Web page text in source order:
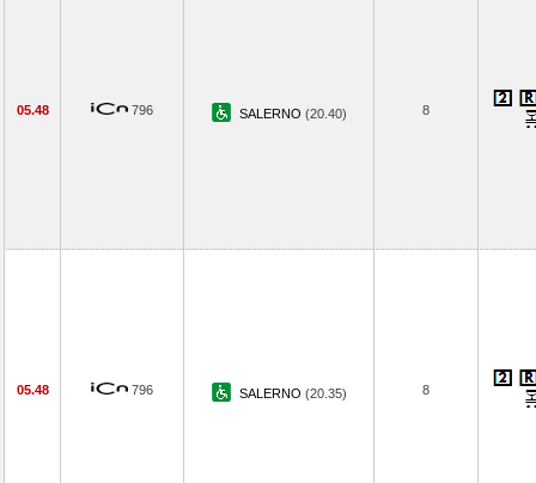
05.48 796 SALERNO (20.40) 8
05.48 796 SALERNO (20.35) 8